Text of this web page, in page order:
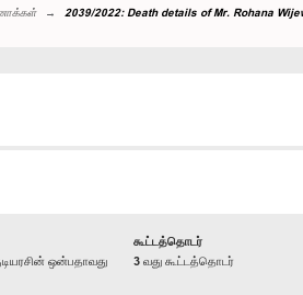
2039/2022: Death details of Mr. Rohana
ஒன்பதாவது
கூட்டத்தொடர்
3 வது கூட்டத்தொடர்